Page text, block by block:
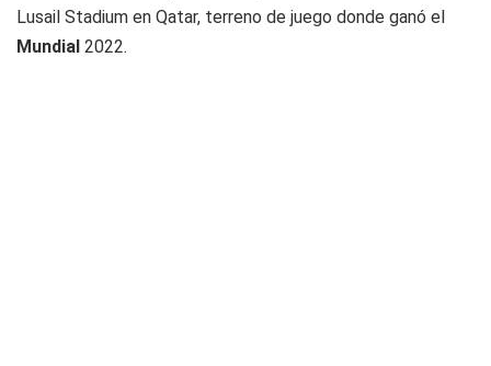
Lusail Stadium en Qatar, terreno de juego donde ganó el
Mundial 2022.